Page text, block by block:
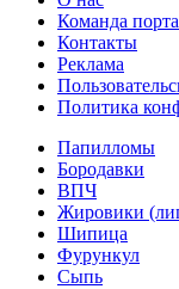
Команда
Контакты
Реклама
Политика
Папилломы
Бородавки
ВПЧ
Жировики
Шипица
Фурункул
Сыпь